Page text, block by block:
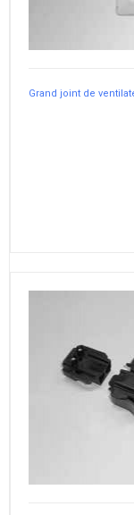
Grand joint de